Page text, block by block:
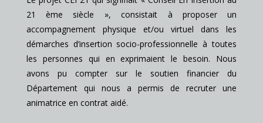
21 ème siècle », consistait à proposer un
accompagnement physique et/ou virtuel dans les
démarches d’insertion socio-professionnelle à toutes
les personnes qui en exprimaient le besoin. Nous
avons pu compter sur le soutien financier du
Département qui nous a permis de recruter une
animatrice en contrat aidé.